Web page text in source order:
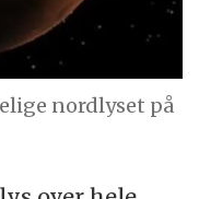
nordlyset på